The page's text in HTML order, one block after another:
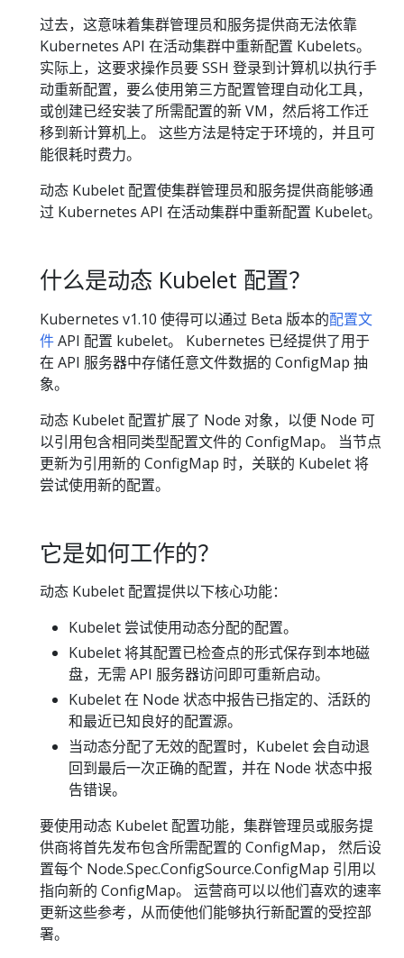
过去，这意味着集群管理员和服务提供商无法依靠
Kubernetes API 在活动集群中重新配置 Kubelets。
实际上，这要求操作员要 SSH 登录到计算机以执行手
动重新配置，要么使用第三方配置管理自动化工具，
或创建已经安装了所需配置的新 VM，然后将工作迁
移到新计算机上。 这些方法是特定于环境的，并且可
能很耗时费力。
动态 Kubelet 配置使集群管理员和服务提供商能够通
过 Kubernetes API 在活动集群中重新配置 Kubelet。
什么是动态 Kubelet 配置？
Kubernetes v1.10 使得可以通过 Beta 版本的配置文
件API 配置 kubelet。 Kubernetes 已经提供了用于
在 API 服务器中存储任意文件数据的 ConfigMap 抽
象。
动态 Kubelet 配置扩展了 Node 对象，以便 Node 可
以引用包含相同类型配置文件的 ConfigMap。 当节点
更新为引用新的 ConfigMap 时，关联的 Kubelet 将
尝试使用新的配置。
它是如何工作的？
动态 Kubelet 配置提供以下核心功能：
Kubelet 尝试使用动态分配的配置。
Kubelet 将其配置已检查点的形式保存到本地磁
盘，无需 API 服务器访问即可重新启动。
Kubelet 在 Node 状态中报告已指定的、活跃的
和最近已知良好的配置源。
当动态分配了无效的配置时，Kubelet 会自动退
回到最后一次正确的配置，并在 Node 状态中报
告错误。
要使用动态 Kubelet 配置功能，集群管理员或服务提
供商将首先发布包含所需配置的 ConfigMap， 然后设
置每个 Node.Spec.ConfigSource.ConfigMap 引用以
指向新的 ConfigMap。 运营商可以以他们喜欢的速率
更新这些参考，从而使他们能够执行新配置的受控部
署。